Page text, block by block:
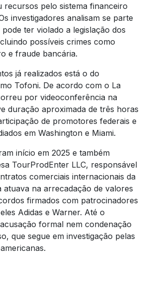
recursos pelo sistema financeiro
investigadores analisam se parte
ter violado a legislação dos
possíveis crimes como
e fraude bancária.
já realizados está o do
Tofoni. De acordo com o La
por videoconferência na
duração aproximada de três horas
de promotores federais e
em Washington e Miami.
início em 2025 e também
TourProdEnter LLC, responsável
comerciais internacionais da
atuava na arrecadação de valores
firmados com patrocinadores
Adidas e Warner. Até o
formal nem condenação
que segue em investigação pelas